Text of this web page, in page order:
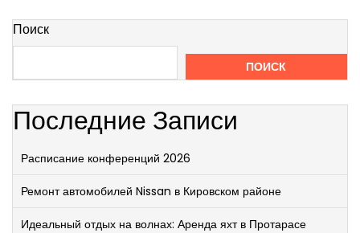
Поиск
ПОИСК
Последние Записи
Расписание конференций 2026
Ремонт автомобилей Nissan в Кировском районе
Идеальный отдых на волнах: Аренда яхт в Протарасе